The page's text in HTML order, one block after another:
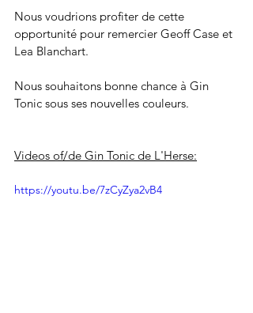
Nous voudrions profiter de cette
opportunité pour remercier Geoff Case et
Lea Blanchart.
Nous souhaitons bonne chance à Gin
Tonic sous ses nouvelles couleurs.
Videos of/de Gin Tonic de L'Herse:
https://youtu.be/7zCyZya2vB4